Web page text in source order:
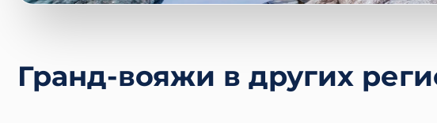
Гранд-вояжи в других